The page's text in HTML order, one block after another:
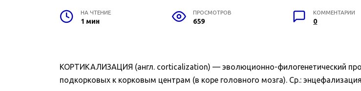
НА ЧТЕНИЕ
1 мин
ПРОСМОТРОВ
659
КОММЕНТАРИИ
0
КОРТИКАЛИЗАЦИЯ (англ. corticalization) — эволюционно-филогенетический
подкорковых к корковым центрам (в коре головного мозга). Ср.: